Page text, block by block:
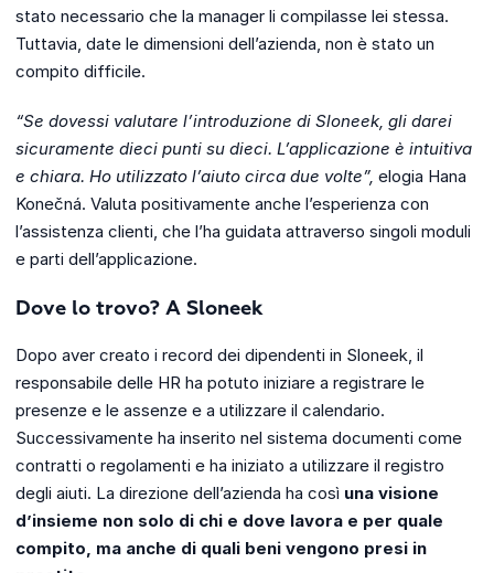
stato necessario che la manager li compilasse lei stessa.
Tuttavia, date le dimensioni dell’azienda, non è stato un
compito difficile.
“Se dovessi valutare l’introduzione di Sloneek, gli darei
sicuramente dieci punti su dieci. L’applicazione è intuitiva
e chiara. Ho utilizzato l’aiuto circa due volte”, elogia Hana
Konečná. Valuta positivamente anche l’esperienza con
l’assistenza clienti, che l’ha guidata attraverso singoli moduli
e parti dell’applicazione.
Dove lo trovo? A Sloneek
Dopo aver creato i record dei dipendenti in Sloneek, il
responsabile delle HR ha potuto iniziare a registrare le
presenze e le assenze e a utilizzare il calendario.
Successivamente ha inserito nel sistema documenti come
contratti o regolamenti e ha iniziato a utilizzare il registro
degli aiuti. La direzione dell’azienda ha così una visione
d’insieme non solo di chi e dove lavora e per quale
compito, ma anche di quali beni vengono presi in